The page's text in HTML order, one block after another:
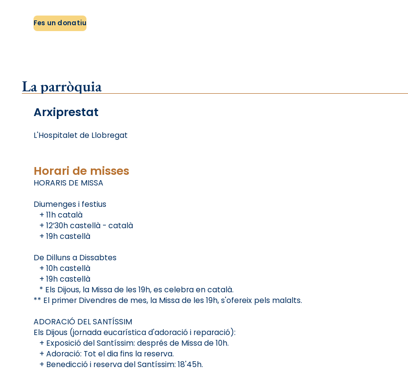
Fes un donatiu
La parròquia
Arxiprestat
L'Hospitalet de Llobregat
Horari de misses
HORARIS DE MISSA
Diumenges i festius
+ 11h català
+ 12’30h castellà - català
+ 19h castellà
De Dilluns a Dissabtes
+ 10h castellà
+ 19h castellà
* Els Dijous, la Missa de les 19h, es celebra en català.
** El primer Divendres de mes, la Missa de les 19h, s'ofereix pels malalts.
ADORACIÓ DEL SANTÍSSIM
Els Dijous (jornada eucarística d'adoració i reparació):
+ Exposició del Santíssim: després de Missa de 10h.
+ Adoració: Tot el dia fins la reserva.
+ Benedicció i reserva del Santíssim: 18'45h.